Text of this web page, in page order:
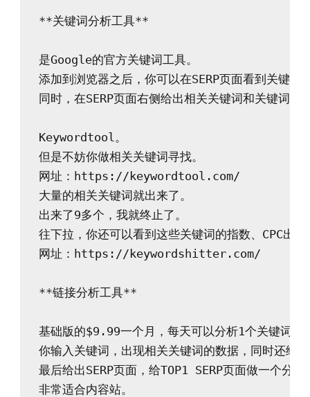
**关键词分析工具**
是Google的官方关键词工具。
添加到浏览器之后，你可以在SERP页面看到关
同时，在SERP页面右侧给出相关关键词和关键词
Keywordtool。
但是不妨你做相关关键词寻找。
网址：https://keywordtool.com/
大量的相关关键词就出来了。
出来了9多个，我就终止了。
往下拉，你还可以看到这些关键词的指数、CPC
网址：https://keywordshitter.com/
**链接分析工具**
基础版的$9.99一个月，每天可以分析1个关键词。
你输入关键词，出现相关关键词的数据，同时还给
最后给出SERP页面，给TOP1 SERP页面做一个分析
非常适合内容站。